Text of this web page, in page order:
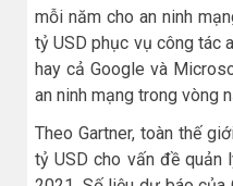
mỗi năm cho an ninh
tỷ USD phục vụ công tác
hay cả Google và
an ninh mạng trong vòng
Theo Gartner, toàn thế
tỷ USD cho vấn đề quản